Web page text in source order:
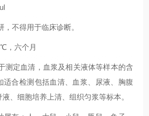
不得用于临床诊断。
，六个月
测定血清，血浆及相关液体等样本的含
适合检测包括血清、血浆、尿液、胸腹
、细胞培养上清、组织匀浆等标本。